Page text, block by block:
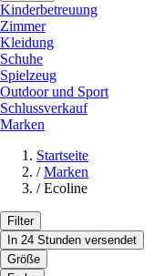
Kinderbetreuung
Zimmer
Kleidung
Schuhe
Spielzeug
Outdoor und Sport
Schlussverkauf
Marken
Startseite
/ Marken
/ Ecoline
Filter
In 24 Stunden versendet
Größe